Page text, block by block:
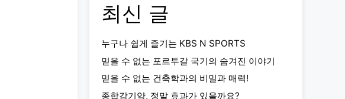
최신 글
누구나 쉽게 즐기는 KBS N SPORTS
믿을 수 없는 포르투갈 국기의 숨겨진 이야기
믿을 수 없는 건축학과의 비밀과 매력!
종합감기약, 정말 효과가 있을까요?